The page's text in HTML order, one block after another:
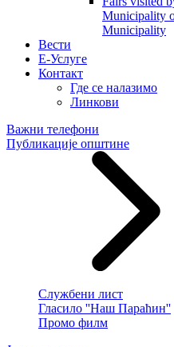
Municipality
Municipality
Вести
E-Услуге
Контакт
Где се налазимо
Линкови
Важни телефони
Публикације општине
Службени лист
Гласило ''Наш Параћин''
Промо филм